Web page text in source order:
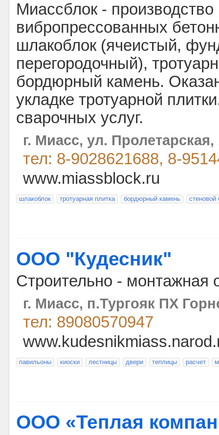
Миассблок -
вибропрессованных
шлакоблок (ячеистый,
перегородочный),
бордюрный камень.
укладке тротуарной
сварочных услуг.
г. Миасс, ул. Пролетарская,
тел: 8-9028621688, 8-
www.miassblock.ru
шлакоблок тротуарная плитка бордюрный камень стеновой
ООО "Кудесник"
Строительно - монтажная
г. Миасс, п.Тургояк ПХ
тел: 89080570947
павильоны киоски лестницы двери теплицы расчет
ООО «Теплая